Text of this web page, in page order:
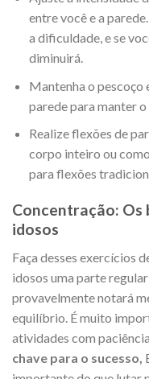
entre você e a
a dificuldade, e se
diminuirá.
Mantenha o pescoço
parede para manter
Realize flexões de
corpo inteiro ou
para flexões
Concentração: Os
idosos
Faça desses exercícios
idosos uma parte
provavelmente notará
equilíbrio. É muito
atividades com
chave para o sucesso,